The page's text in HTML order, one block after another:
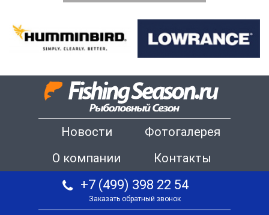
Новости
Фотогалерея
О компании
Контакты
+7 (499) 398 22 54
Заказать обратный звонок